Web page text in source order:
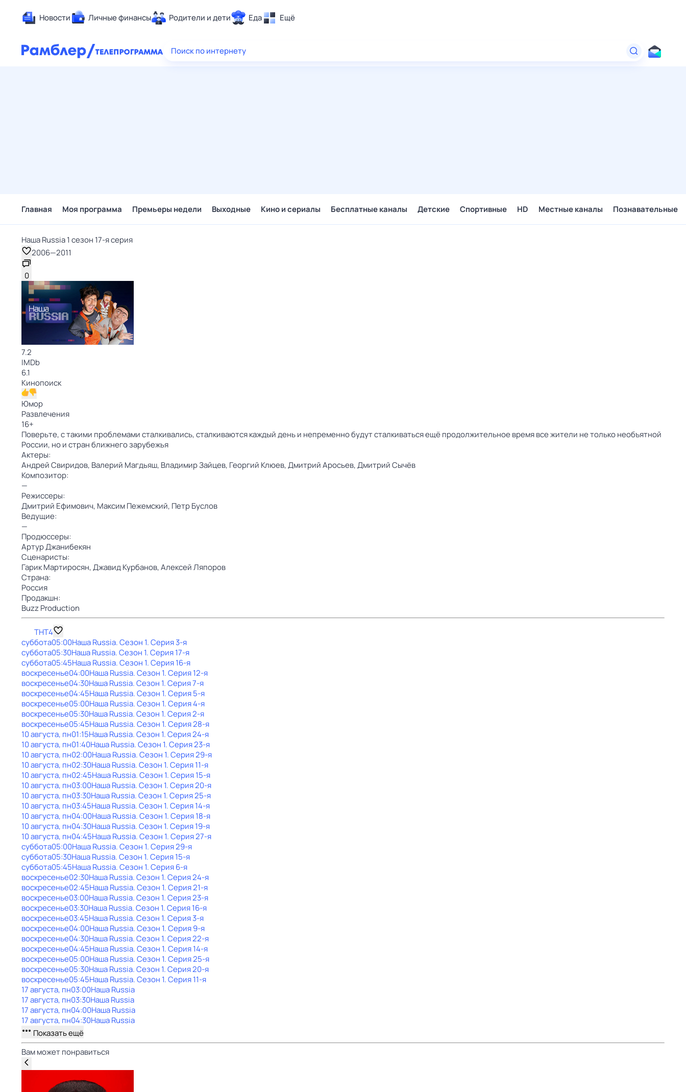
Новости Личные финансы Родители и дети Еда Ещё
Здоровье
Поиск по интернету
Главная Моя программа Премьеры недели Выходные Кино и сериалы Бесплатные каналы Детские Спортивные HD Местные каналы Познавательные
Наша Russia 1 сезон 17-я серия
2006—2011
0
7.2
IMDb
6.1
Кинопоиск
Юмор
Развлечения
16+
Поверьте, с такими проблемами сталкивались, сталкиваются каждый день и непременно будут сталкиваться ещё продолжительное время все жители не только необъятной
России, но и стран ближнего зарубежья
Актеры:
Андрей Свиридов, Валерий Магдьяш, Владимир Зайцев, Георгий Клюев,Дмитрий Аросьев,Дмитрий Сычёв
Композитор:
—
Режиссеры:
Дмитрий Ефимович, Максим Пежемский, Петр Буслов
Ведущие:
—
Продюссеры:
Артур Джанибекян
Сценаристы:
Гарик Мартиросян,Джавид Курбанов,Алексей Ляпоров
Страна:
Россия
Продакшн:
Buzz Production
ТНТ4
суббота05:00Наша Russia. Сезон 1. Серия 3-я
суббота05:30Наша Russia. Сезон 1. Серия 17-я
суббота05:45Наша Russia. Сезон 1. Серия 16-я
воскресенье04:00Наша Russia. Сезон 1. Серия 12-я
воскресенье04:30Наша Russia. Сезон 1. Серия 7-я
воскресенье04:45Наша Russia. Сезон 1. Серия 5-я
воскресенье05:00Наша Russia. Сезон 1. Серия 4-я
воскресенье05:30Наша Russia. Сезон 1. Серия 2-я
воскресенье05:45Наша Russia. Сезон 1. Серия 28-я
10 августа, пн01:15Наша Russia. Сезон 1. Серия 24-я
10 августа, пн01:40Наша Russia. Сезон 1. Серия 23-я
10 августа, пн02:00Наша Russia. Сезон 1. Серия 29-я
10 августа, пн02:30Наша Russia. Сезон 1. Серия 11-я
10 августа, пн02:45Наша Russia. Сезон 1. Серия 15-я
10 августа, пн03:00Наша Russia. Сезон 1. Серия 20-я
10 августа, пн03:30Наша Russia. Сезон 1. Серия 25-я
10 августа, пн03:45Наша Russia. Сезон 1. Серия 14-я
10 августа, пн04:00Наша Russia. Сезон 1. Серия 18-я
10 августа, пн04:30Наша Russia. Сезон 1. Серия 19-я
10 августа, пн04:45Наша Russia. Сезон 1. Серия 27-я
суббота05:00Наша Russia. Сезон 1. Серия 29-я
суббота05:30Наша Russia. Сезон 1. Серия 15-я
суббота05:45Наша Russia. Сезон 1. Серия 6-я
воскресенье02:30Наша Russia. Сезон 1. Серия 24-я
воскресенье02:45Наша Russia. Сезон 1. Серия 21-я
воскресенье03:00Наша Russia. Сезон 1. Серия 23-я
воскресенье03:30Наша Russia. Сезон 1. Серия 16-я
воскресенье03:45Наша Russia. Сезон 1. Серия 3-я
воскресенье04:00Наша Russia. Сезон 1. Серия 9-я
воскресенье04:30Наша Russia. Сезон 1. Серия 22-я
воскресенье04:45Наша Russia. Сезон 1. Серия 14-я
воскресенье05:00Наша Russia. Сезон 1. Серия 25-я
воскресенье05:30Наша Russia. Сезон 1. Серия 20-я
воскресенье05:45Наша Russia. Сезон 1. Серия 11-я
17 августа, пн03:00Наша Russia
17 августа, пн03:30Наша Russia
17 августа, пн04:00Наша Russia
17 августа, пн04:30Наша Russia
Показать ещё
Вам может понравиться